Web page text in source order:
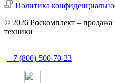
Политика
© 2026 Роскомплект – продажа
техники
+7 (800) 500-70-23